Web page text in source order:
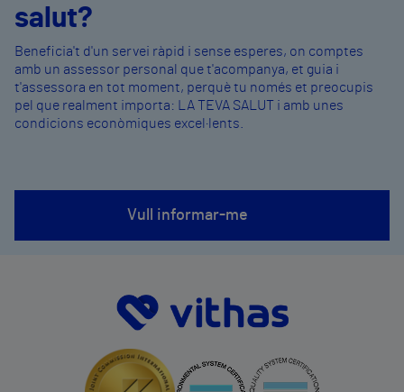
salut?
Beneficia't d'un servei ràpid i sense esperes, on comptes
amb un assessor personal que t'acompanya, et guia i
t'assessora en tot moment, perquè tu només et preocupis
pel que realment importa: LA TEVA SALUT i amb unes
condicions econòmiques excel·lents.
Vull informar-me